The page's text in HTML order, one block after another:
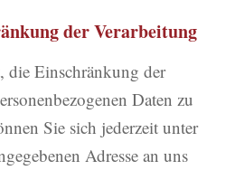
der Verarbeitung
die Einschränkung der
Daten zu
Sie sich jederzeit unter
Adresse an uns